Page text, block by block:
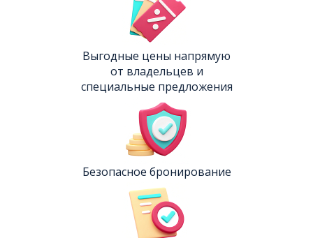
Выгодные цены напрямую
от владельцев и
специальные предложения
Безопасное бронирование